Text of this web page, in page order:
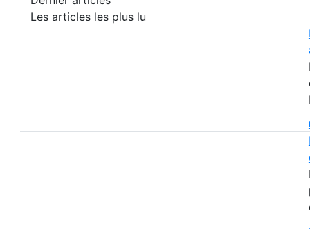
Les articles les plus lu